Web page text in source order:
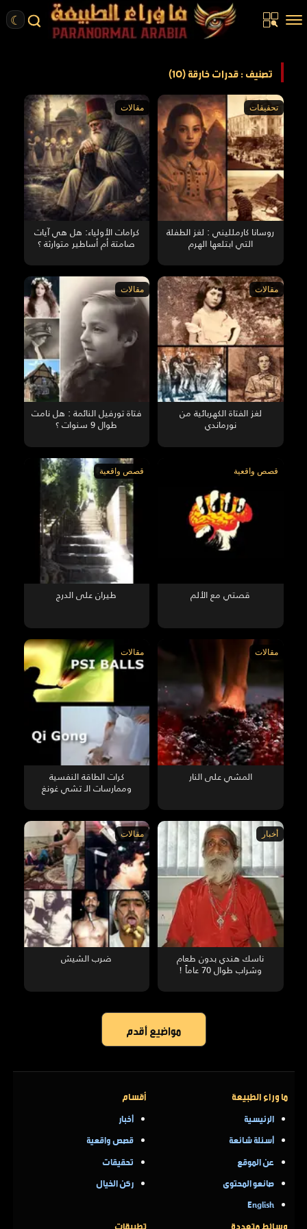
☾
مقالات
قصص واقعية
أخبار
تحقيقات
ركن الخيال
ENGLISH
تصنيف : قدرات خارقة (10)
تحقيقات
روسانا كارملليني : لغز الطفلة
التي ابتلعها الهرم
مقالات
كرامات الأولياء: هل هي آيات
صامتة أم أساطير متوارثة ؟
مقالات
لغز الفتاة الكهربائية من
نورماندي
مقالات
فتاة تورفيل النائمة : هل نامت
طوال 9 سنوات ؟
قصص واقعية
قصتي مع الألم
قصص واقعية
طيران على الدرج
مقالات
المشي على النار
مقالات
كرات الطاقة النفسية
وممارسات الـ تشي غونغ
أخبار
ناسك هندي بدون طعام
وشراب طوال 70 عاماً !
مقالات
ضرب الشيش
مواضيع أقدم
ما وراء الطبيعة
الرئيسية
أسئلة شائعة
عن الموقع
صانعو المحتوى
English
أقسام
أخبار
قصص واقعية
تحقيقات
ركن الخيال
وسائط متعددة تطبيقات